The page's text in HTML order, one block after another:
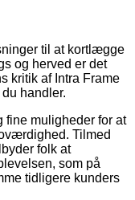
til at kortlægge
og herved er det
kritik af Intra Frame
handler.
fine muligheder for at
Tilmed
folk at
som på
tidligere kunders